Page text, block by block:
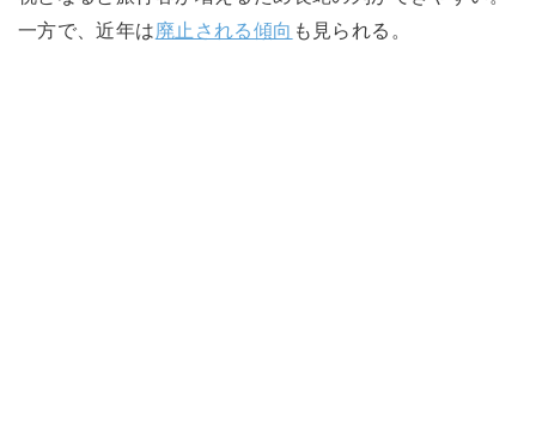
一方で、近年は廃止される傾向 も見られる。